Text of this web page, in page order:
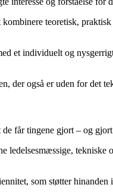
teoretisk,
et individuelt og
der også er uden for det
får tingene gjort – og
som støtter hinanden